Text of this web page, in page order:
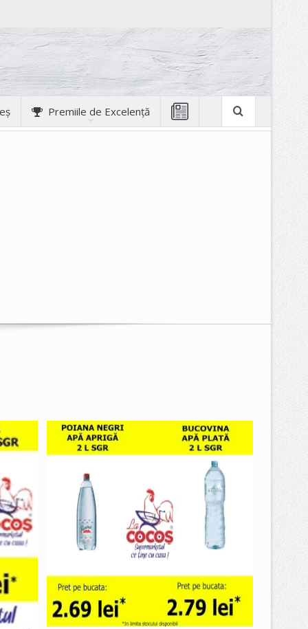
Premiile de Excelență